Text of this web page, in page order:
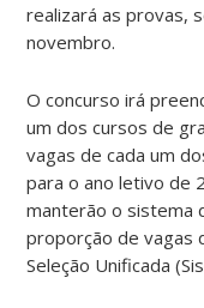
realizará as provas,
novembro.
O concurso irá
um dos cursos de
vagas de cada um
para o ano letivo de
manterão o sistema
proporção de vagas
Seleção Unificada